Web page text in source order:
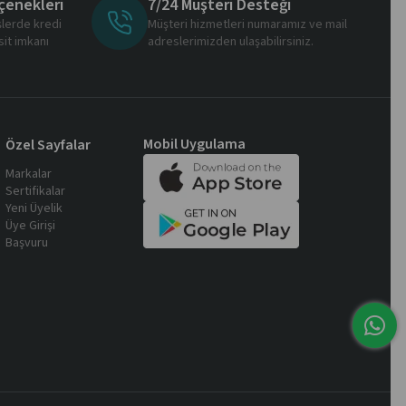
kredi
imkanı
7/24 Müşteri Desteği
Müşteri hizmetleri numaramız ve mail
adreslerimizden ulaşabilirsiniz.
Özel Sayfalar
Markalar
Sertifikalar
Yeni Üyelik
Üye Girişi
Başvuru
Mobil Uygulama